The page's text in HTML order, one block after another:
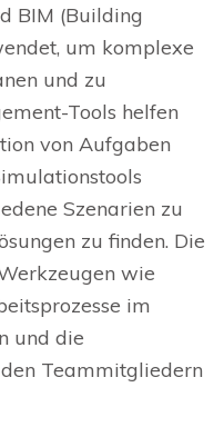
BIM (Building
um komplexe
und zu
Tools helfen
von Aufgaben
Szenarien zu
zu finden. Die
wie
im
und die
Teammitgliedern